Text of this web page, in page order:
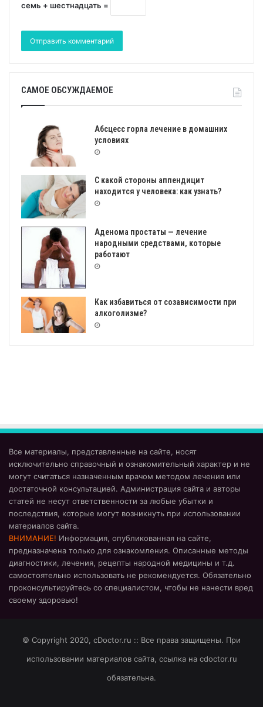
семь + шестнадцать =
САМОЕ ОБСУЖДАЕМОЕ
Абсцесс горла лечение в домашних
условиях
С какой стороны аппендицит
находится у человека: как узнать?
Аденома простаты — лечение
народными средствами, которые
работают
Как избавиться от созависимости при
алкоголизме?
Все материалы, представленные на сайте, носят
исключительно справочный и ознакомительный характер и не
могут считаться назначенным врачом методом лечения или
достаточной консультацией. Администрация сайта и авторы
статей не несут ответственности за любые убытки и
последствия, которые могут возникнуть при использовании
материалов сайта.
ВНИМАНИЕ! Информация, опубликованная на сайте,
предназначена только для ознакомления. Описанные методы
диагностики, лечения, рецепты народной медицины и т.д.
самостоятельно использовать не рекомендуется. Обязательно
проконсультируйтесь со специалистом, чтобы не нанести вред
своему здоровью!
© Copyright 2020, cDoctor.ru :: Все права защищены. При
использовании материалов сайта, ссылка на cdoctor.ru
обязательна.